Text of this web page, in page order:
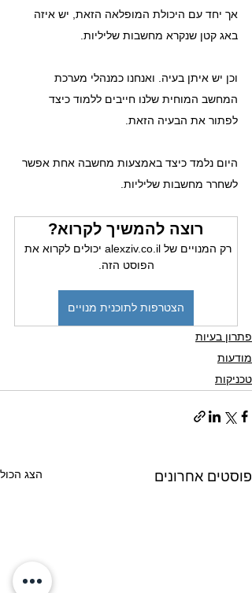
אך יחד עם היכולת המופלאה הזאת, יש איזה
באג קטן שנקרא מחשבות שליליות.
וכן יש איתן בעיה. ואנחנו כמנהלי מערכת
המחשב המוחית שלנו חייבים ללמוד כיצד
לפתור את הבעיה הזאת.
היום נלמד כיצד באמצעות מחשבה אחת אפשר
לשחרר מחשבות שליליות.
רוצה להמשיך לקרוא?
רק המנויים של alexziv.co.il יכולים לקרוא את
הפוסט הזה.
הצטרפות לתוכנית מנויים
פתרון בעיות
מודעות
טכניקות
פוסטים אחרונים הצג הכול